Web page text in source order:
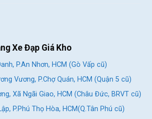
Xe Đạp Giá Kho
P.An Nhơn, HCM (Gò Vấp cũ)
Vương, P.Chợ Quán, HCM (Quận 5 cũ)
Xã Ngãi Giao, HCM (Châu Đức, BRVT cũ)
P.Phú Thọ Hòa, HCM(Q.Tân Phú cũ)